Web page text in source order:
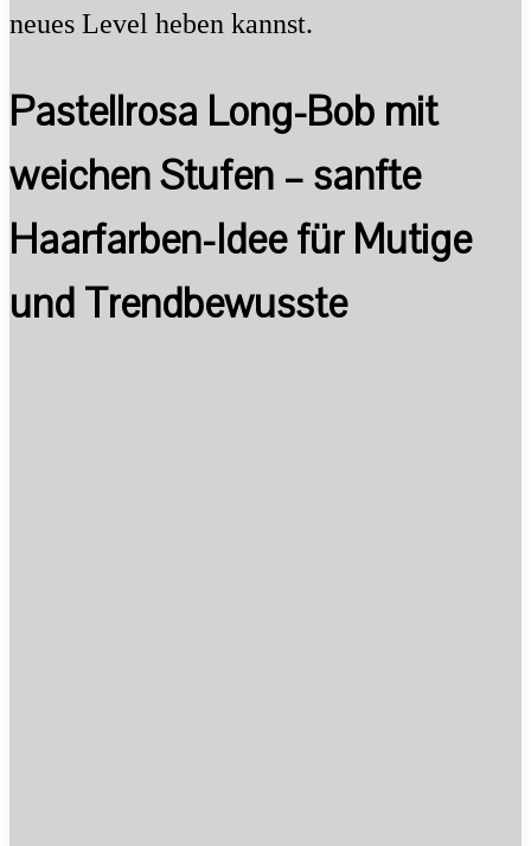
neues Level heben kannst.
Pastellrosa Long-Bob mit
weichen Stufen – sanfte
Haarfarben-Idee für Mutige
und Trendbewusste